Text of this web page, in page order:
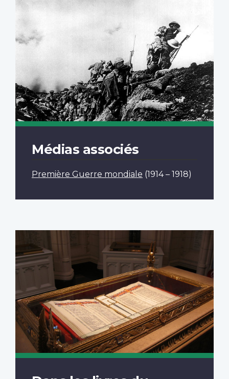
Médias associés
Première Guerre mondiale (1914 – 1918)